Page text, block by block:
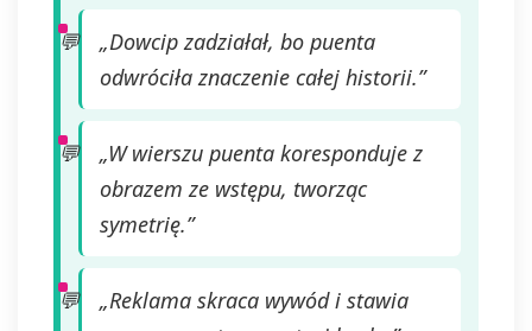
„Dowcip zadziałał, bo puenta
odwróciła znaczenie całej historii.”
„W wierszu puenta koresponduje z
obrazem ze wstępu, tworząc
symetrię.”
„Reklama skraca wywód i stawia